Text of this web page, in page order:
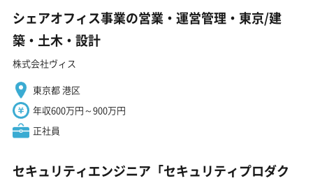
シェアオフィス事業の営業・運営管理・東京/建
築・土木・設計
株式会社ヴィス
東京都 港区
年収600万円～900万円
正社員
セキュリティエンジニア「セキュリティプロダク